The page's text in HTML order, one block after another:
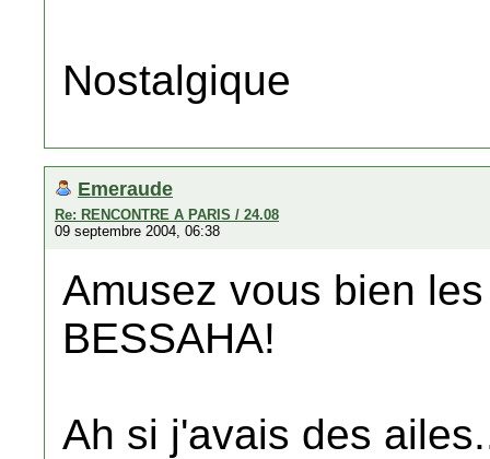
Nostalgique
Emeraude
Re: RENCONTRE A PARIS / 24.08
09 septembre 2004, 06:38
Amusez vous bien
BESSAHA!
Ah si j'avais des